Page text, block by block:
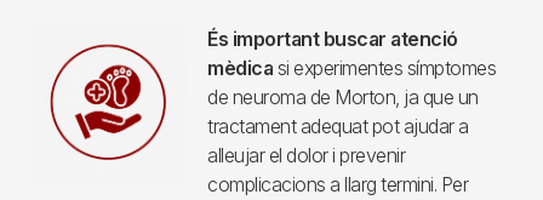
És important buscar atenció
mèdica si experimentes símptomes
de neuroma de Morton, ja que un
tractament adequat pot ajudar a
alleujar el dolor i prevenir
complicacions a llarg termini. Per